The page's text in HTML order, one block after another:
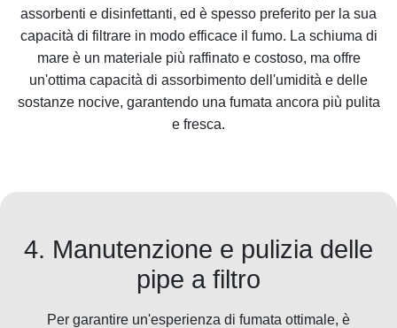
assorbenti e disinfettanti, ed è spesso preferito per la sua
capacità di filtrare in modo efficace il fumo. La schiuma di
mare è un materiale più raffinato e costoso, ma offre
un'ottima capacità di assorbimento dell'umidità e delle
sostanze nocive, garantendo una fumata ancora più pulita
e fresca.
4. Manutenzione e pulizia delle
pipe a filtro
Per garantire un'esperienza di fumata ottimale, è